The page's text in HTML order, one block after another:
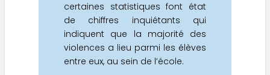
certaines statistiques font état
de chiffres inquiétants qui
indiquent que la majorité des
violences a lieu parmi les élèves
entre eux, au sein de l’école.